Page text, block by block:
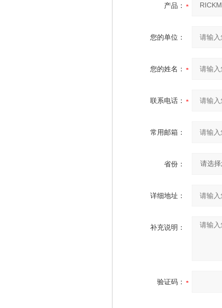
产品：
您的单位：
您的姓名：
联系电话：
常用邮箱：
省份：
详细地址：
补充说明：
验证码：